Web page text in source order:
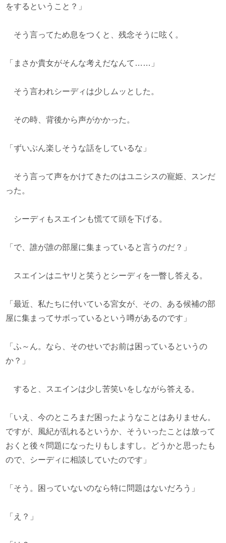
をするということ？」
そう言ってため息をつくと、残念そうに呟く。
「まさか貴女がそんな考えだなんて……」
そう言われシーディは少しムッとした。
その時、背後から声がかかった。
「ずいぶん楽しそうな話をしているな」
そう言って声をかけてきたのはユニシスの寵姫、スンだ
った。
シーディもスエインも慌てて頭を下げる。
「で、誰が誰の部屋に集まっていると言うのだ？」
スエインはニヤリと笑うとシーディを一瞥し答える。
「最近、私たちに付いている宮女が、その、ある候補の部
屋に集まってサボっているという噂があるのです」
「ふ～ん。なら、そのせいでお前は困っているというの
か？」
すると、スエインは少し苦笑いをしながら答える。
「いえ、今のところまだ困ったようなことはありません。
ですが、風紀が乱れるというか、そういったことは放って
おくと後々問題になったりもしますし。どうかと思ったも
ので、シーディに相談していたのです」
「そう。困っていないのなら特に問題はないだろう」
「え？」